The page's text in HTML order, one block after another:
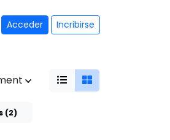
Acceder Incribirse
(2)